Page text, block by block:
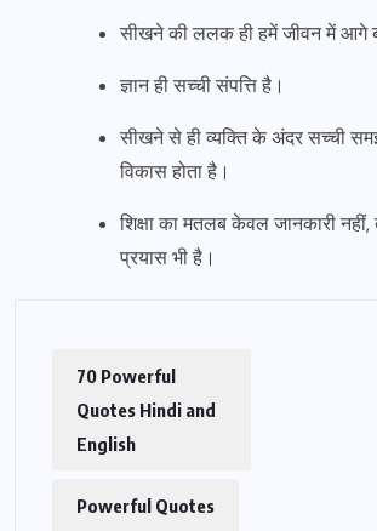
सीखने की ललक ही हमें जीवन में आगे
ज्ञान ही सच्ची संपत्ति है।
सीखने से ही व्यक्ति के अंदर सच्ची
विकास होता है।
शिक्षा का मतलब केवल जानकारी नहीं,
प्रयास भी है।
70 Powerful
Quotes Hindi and
English
Powerful Quotes